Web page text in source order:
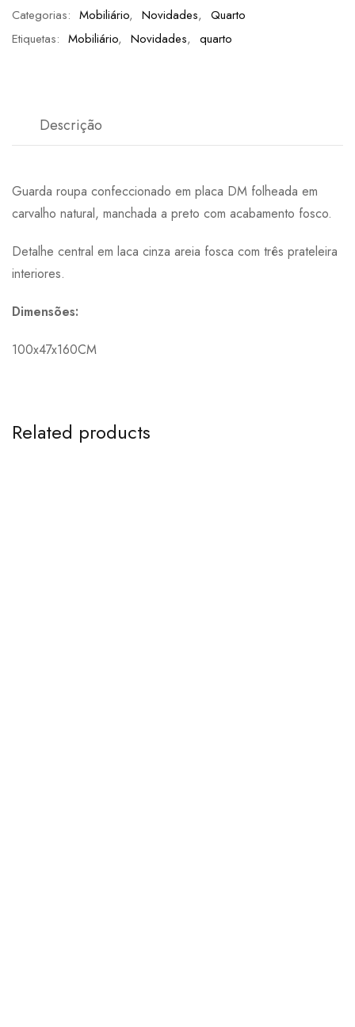
Categorias: Mobiliário, Novidades, Quarto
Etiquetas: Mobiliário, Novidades, quarto
Descrição
Guarda roupa confeccionado em placa DM folheada em
carvalho natural, manchada a preto com acabamento fosco.
Detalhe central em laca cinza areia fosca com três prateleira
interiores.
Dimensões:
100x47x160CM
Related products